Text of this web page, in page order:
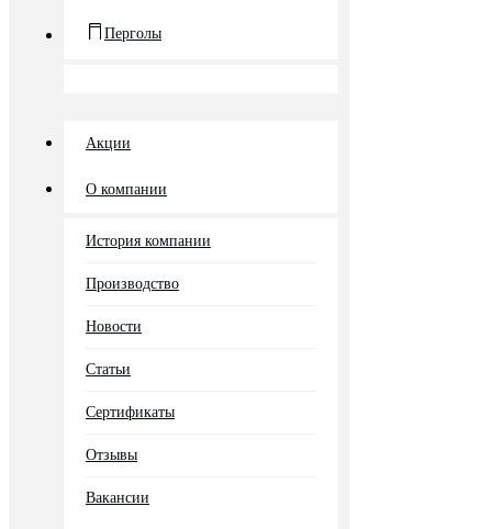
Перголы
Акции
О компании
История компании
Производство
Новости
Статьи
Сертификаты
Отзывы
Вакансии